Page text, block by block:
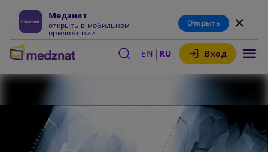
Медзнат
открыть в мобильном
приложении
Открыть
EN | RU Вход